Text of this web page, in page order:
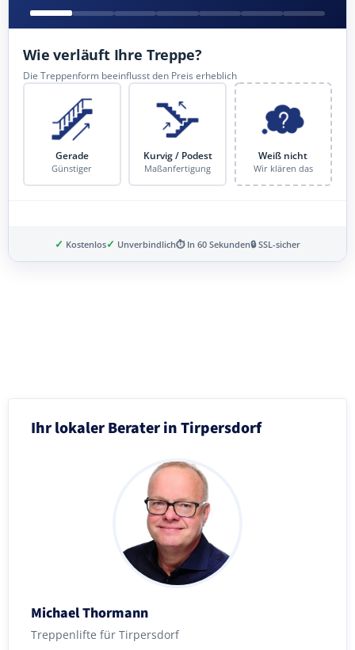
Wie verläuft Ihre Treppe?
Die Treppenform beeinflusst den Preis erheblich
Gerade
Günstiger
Kurvig / Podest
Maßanfertigung
Weiß nicht
Wir klären das
✓ Kostenlos✓ Unverbindlich⏱ In 60 Sekunden🔒 SSL-sicher
Ihr lokaler Berater in Tirpersdorf
Michael Thormann
Treppenlifte für Tirpersdorf